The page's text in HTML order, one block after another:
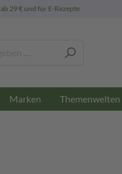
ab 29 € und für E-Rezepte
Marken Themenwelten